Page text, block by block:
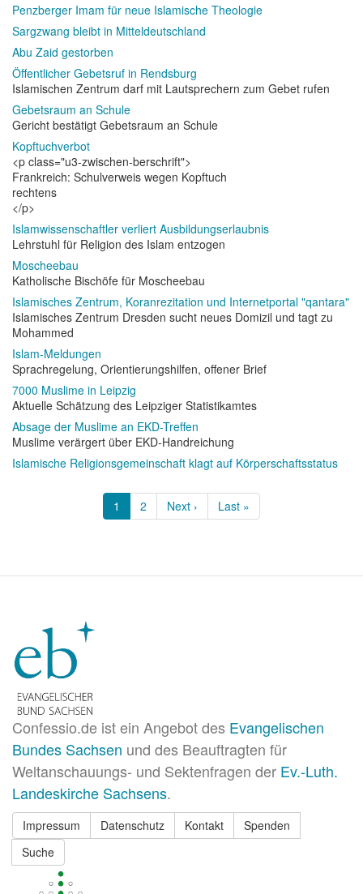
Penzberger Imam für neue Islamische Theologie
Sargzwang bleibt in Mitteldeutschland
Abu Zaid gestorben
Öffentlicher Gebetsruf in Rendsburg
Islamischen Zentrum darf mit Lautsprechern zum Gebet rufen
Gebetsraum an Schule
Gericht bestätigt Gebetsraum an Schule
Kopftuchverbot
<p class="u3-zwischen-berschrift">
Frankreich: Schulverweis wegen Kopftuch
rechtens
</p>
Islamwissenschaftler verliert Ausbildungserlaubnis
Lehrstuhl für Religion des Islam entzogen
Moscheebau
Katholische Bischöfe für Moscheebau
Islamisches Zentrum, Koranrezitation und Internetportal "qantara"
Islamisches Zentrum Dresden sucht neues Domizil und tagt zu
Mohammed
Islam-Meldungen
Sprachregelung, Orientierungshilfen, offener Brief
7000 Muslime in Leipzig
Aktuelle Schätzung des Leipziger Statistikamtes
Absage der Muslime an EKD-Treffen
Muslime verärgert über EKD-Handreichung
Islamische Religionsgemeinschaft klagt auf Körperschaftsstatus
Seitennummerierung
Aktuelle
Seite
1 Page
2
Nächste
Seite
Next ›
Letzte
Seite
Last »
Confessio.de ist ein Angebot des Evangelischen
Bundes Sachsen und des Beauftragten für
Weltanschauungs- und Sektenfragen der Ev.-Luth.
Landeskirche Sachsens.
Impressum Datenschutz Kontakt
Spenden
Suche